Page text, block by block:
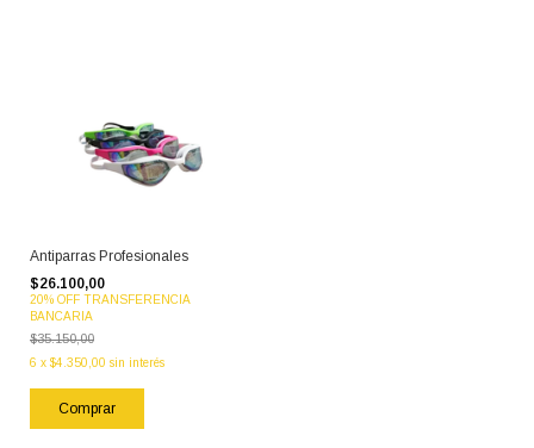
Antiparras Profesionales
$26.100,00
20% OFF TRANSFERENCIA
BANCARIA
$35.150,00
6 x $4.350,00 sin interés